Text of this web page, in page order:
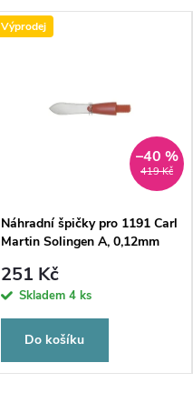
Výprodej
419 Kč
–40 %
Náhradní špičky pro 1191 Carl
Martin Solingen A, 0,12mm
251 Kč
Skladem 4 ks
Do košíku